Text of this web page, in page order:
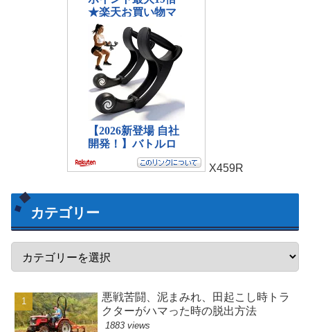
X459R
カテゴリー
悪戦苦闘、泥まみれ、田起こし時トラ
クターがハマった時の脱出方法
1883 views